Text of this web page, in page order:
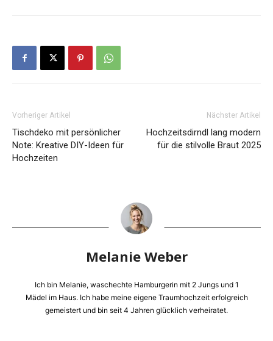
Vorheriger Artikel
Tischdeko mit persönlicher
Note: Kreative DIY-Ideen für
Hochzeiten
Nächster Artikel
Hochzeitsdirndl lang modern
für die stilvolle Braut 2025
Melanie Weber
Ich bin Melanie, waschechte Hamburgerin mit 2 Jungs und 1
Mädel im Haus. Ich habe meine eigene Traumhochzeit erfolgreich
gemeistert und bin seit 4 Jahren glücklich verheiratet.